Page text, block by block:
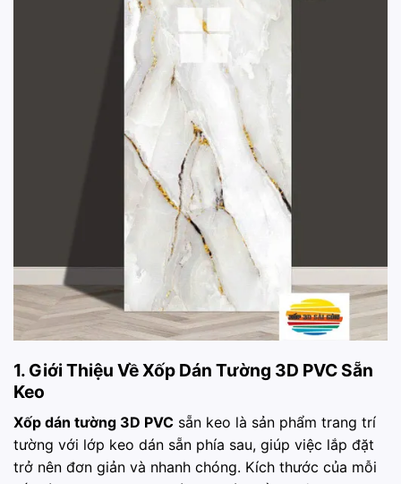
1. Giới Thiệu Về Xốp Dán Tường 3D PVC Sẵn
Keo
Xốp dán tường 3D PVC sẵn keo là sản phẩm trang trí
tường với lớp keo dán sẵn phía sau, giúp việc lắp đặt
trở nên đơn giản và nhanh chóng. Kích thước của mỗi